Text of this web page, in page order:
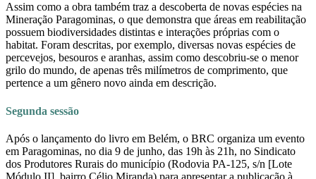
Assim como a obra também traz a descoberta de novas espécies na
Mineração Paragominas, o que demonstra que áreas em reabilitação
possuem biodiversidades distintas e interações próprias com o
habitat. Foram descritas, por exemplo, diversas novas espécies de
percevejos, besouros e aranhas, assim como descobriu-se o menor
grilo do mundo, de apenas três milímetros de comprimento, que
pertence a um gênero novo ainda em descrição.
Segunda sessão
Após o lançamento do livro em Belém, o BRC organiza um evento
em Paragominas, no dia 9 de junho, das 19h às 21h, no Sindicato
dos Produtores Rurais do município (Rodovia PA-125, s/n [Lote
Módulo II], bairro Célio Miranda) para apresentar a publicação à